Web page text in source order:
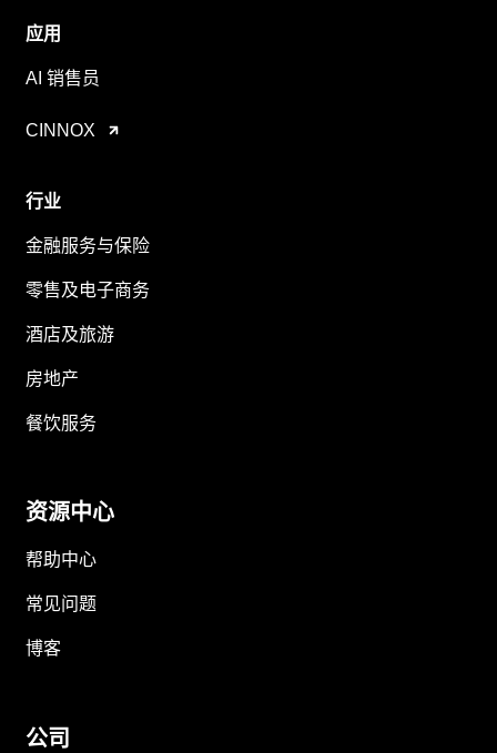
应用
AI 销售员
CINNOX
行业
金融服务与保险
零售及电子商务
酒店及旅游
房地产
餐饮服务
资源中心
帮助中心
常见问题
博客
公司